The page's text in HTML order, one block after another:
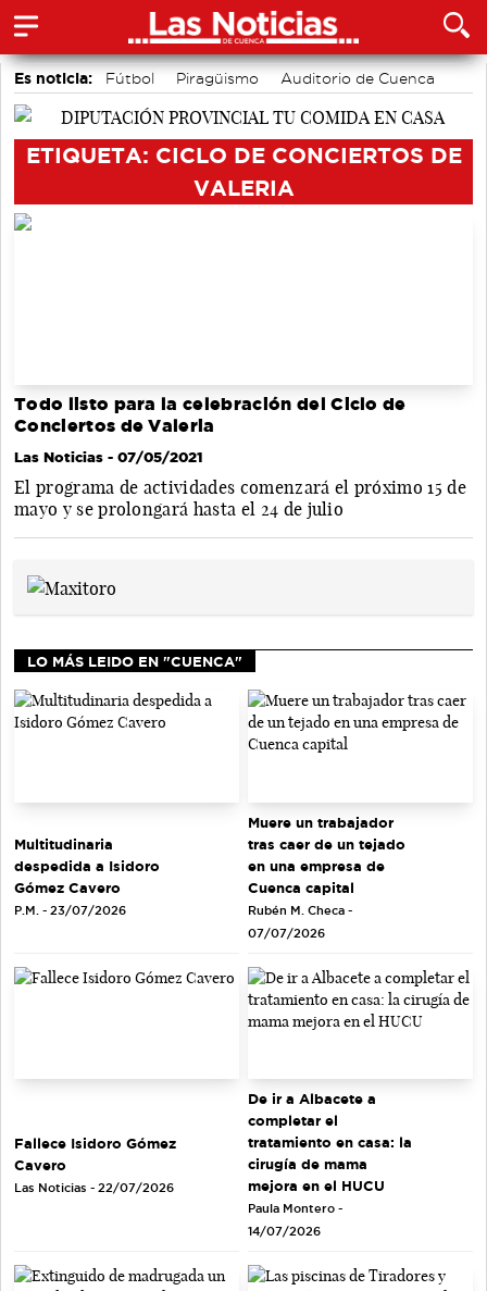
Es noticia: Fútbol Piragüismo
Auditorio de Cuenca
Área de Deportes
ETIQUETA: CICLO DE CONCIERTOS DE
VALERIA
Todo listo para la celebración del Ciclo de
Conciertos de Valeria
Las Noticias - 07/05/2021
El programa de actividades comenzará el próximo 15 de
mayo y se prolongará hasta el 24 de julio
LO MÁS LEIDO EN "CUENCA"
Multitudinaria
despedida a Isidoro
Gómez Cavero
P.M. - 23/07/2026
Muere un trabajador
tras caer de un tejado
en una empresa de
Cuenca capital
Rubén M. Checa -
07/07/2026
Fallece Isidoro Gómez
Cavero
Las Noticias - 22/07/2026
De ir a Albacete a
completar el
tratamiento en casa: la
cirugía de mama
mejora en el HUCU
Paula Montero -
14/07/2026